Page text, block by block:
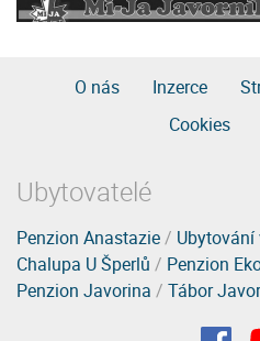
O nás Inzerce
Cookies
Ubytovatelé
Penzion Anastazie/
Chalupa U Šperlů / Penzion
Penzion Javorina / Tábor